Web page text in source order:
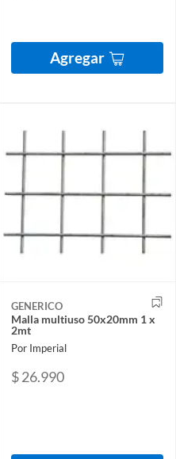
Agregar
GENERICO
Malla multiuso 50x20mm 1 x
2mt
Por Imperial
$ 26.990